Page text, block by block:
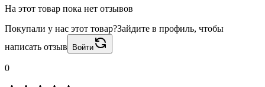
На этот товар пока нет отзывов
Покупали у нас этот товар?Зайдите в профиль, чтобы
написать отзыв
Войти
0